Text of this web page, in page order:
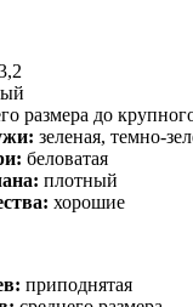
размера до
зеленая, темно-
беловатая
плотный
хорошие
приподнятая